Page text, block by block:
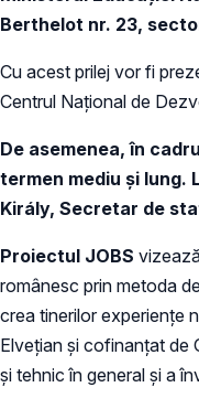
Berthelot nr. 23,
Cu acest prilej vor fi
Centrul Naţional de
De asemenea, în
termen mediu și lung.
Király, Secretar de
Proiectul JOBS
românesc prin metoda
crea tinerilor experiențe
Elvețian și cofinanțat de
și tehnic în general și a